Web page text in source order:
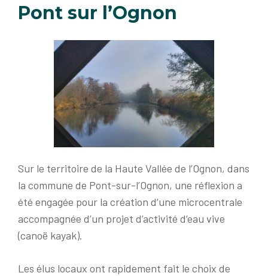
Pont sur l’Ognon
Sur le territoire de la Haute Vallée de l’Ognon, dans
la commune de Pont-sur-l’Ognon, une réflexion a
été engagée pour la création d’une microcentrale
accompagnée d’un projet d’activité d’eau vive
(canoë kayak).
Les élus locaux ont rapidement fait le choix de